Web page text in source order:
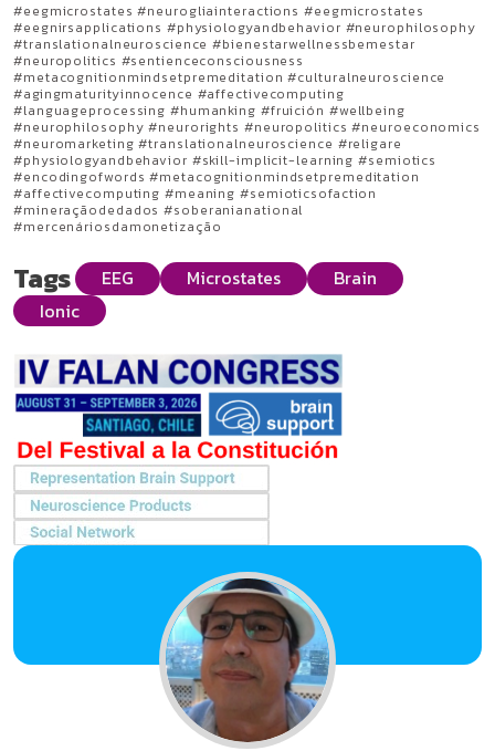
#eegmicrostates #neurogliainteractions #eegmicrostates
#eegnirsapplications #physiologyandbehavior #neurophilosophy
#translationalneuroscience #bienestarwellnessbemestar
#neuropolitics #sentienceconsciousness
#metacognitionmindsetpremeditation #culturalneuroscience
#agingmaturityinnocence #affectivecomputing
#languageprocessing #humanking #fruición #wellbeing
#neurophilosophy #neurorights #neuropolitics #neuroeconomics
#neuromarketing #translationalneuroscience #religare
#physiologyandbehavior #skill-implicit-learning #semiotics
#encodingofwords #metacognitionmindsetpremeditation
#affectivecomputing #meaning #semioticsofaction
#mineraçãodedados #soberanianational
#mercenáriosdamonetização
Tags EEG Microstates
Brain
Ionic